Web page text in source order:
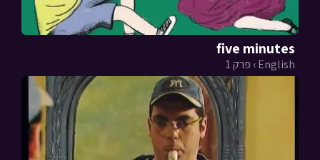
five minutes
English › פרק 1